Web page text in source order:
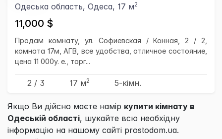
Одеська область, Одеса, 17 м2
11,000 $
Продам комнату, ул. Софиевская / Конная, 2 / 2,
комната 17м, АГВ, все удобства, отличное состояние,
цена 11 000у. е., торг...
2 / 3 17 м2 5-кімн.
Якщо Ви дійсно маєте намір купити кімнату в
Одеській області, шукайте всю необхідну
інформацію на нашому сайті prostodom.ua.